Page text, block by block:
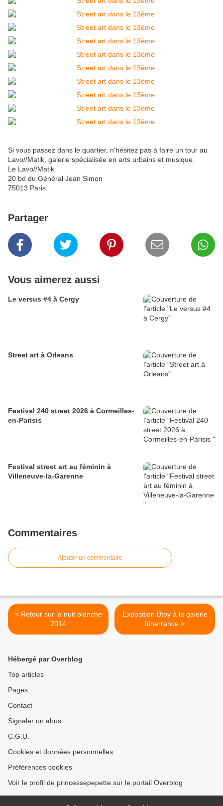
Si vous passez dans le quartier, n'hésitez pas à faire un tour au
Lavo//Matik, galerie spécialisée en arts urbains et musique.
Le Lavo//Matik
20 bd du Général Jean Simon
75013 Paris
Partager
Vous aimerez aussi
Le versus #4 à Cergy
Street art à Orleans
Festival 240 street 2026 à Cormeilles-
en-Parisis
Festival street art au féminin à
Villeneuve-la-Garenne
Commentaires
Ajouter un commentaire
< Retour sur la nuit blanche
2014
Exposition Btoy à la galerie
Itinerrance >
Hébergé par Overblog
Top articles
Pages
Contact
Signaler un abus
C.G.U.
Cookies et données personnelles
Préférences cookies
Voir le profil de princessepepette sur le portail Overblog